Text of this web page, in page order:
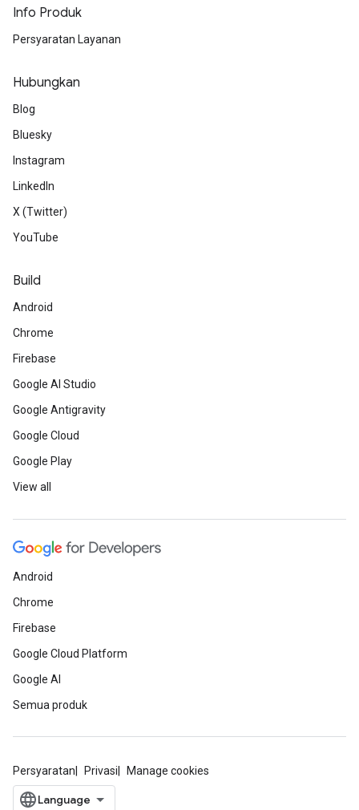
Info Produk
Persyaratan Layanan
Hubungkan
Blog
Bluesky
Instagram
LinkedIn
X (Twitter)
YouTube
Build
Android
Chrome
Firebase
Google AI Studio
Google Antigravity
Google Cloud
Google Play
View all
Android
Chrome
Firebase
Google Cloud Platform
Google AI
Semua produk
Persyaratan Privasi Manage cookies